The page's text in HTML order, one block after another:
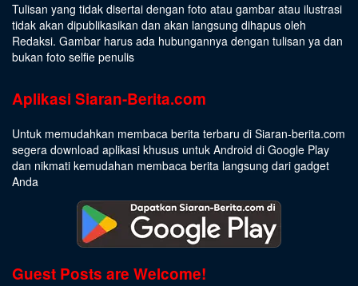
Tulisan yang tidak disertai dengan foto atau gambar atau ilustrasi
tidak akan dipublikasikan dan akan langsung dihapus oleh
Redaksi. Gambar harus ada hubungannya dengan tulisan ya dan
bukan foto selfie penulis
Aplikasi Siaran-Berita.com
Untuk memudahkan membaca berita terbaru di Siaran-berita.com
segera download aplikasi khusus untuk Android di Google Play
dan nikmati kemudahan membaca berita langsung dari gadget
Anda
Guest Posts are Welcome!